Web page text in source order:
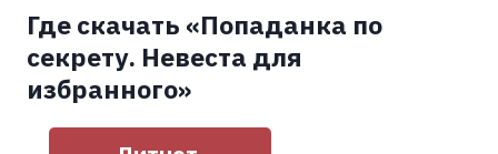
Где скачать «Попаданка по
секрету. Невеста для
избранного»